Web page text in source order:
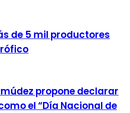
de 5 mil productores
propone declarar
el “Día Nacional de